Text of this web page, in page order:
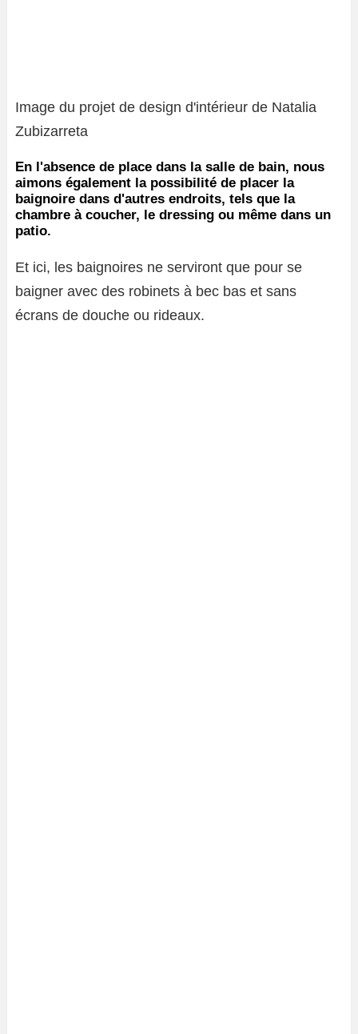
Image du projet de design d'intérieur de Natalia
Zubizarreta
En l'absence de place dans la salle de bain, nous
aimons également la possibilité de placer la
baignoire dans d'autres endroits, tels que la
chambre à coucher, le dressing ou même dans un
patio.
Et ici, les baignoires ne serviront que pour se
baigner avec des robinets à bec bas et sans
écrans de douche ou rideaux.